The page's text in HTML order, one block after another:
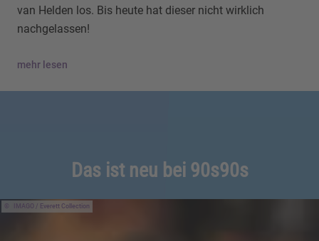
van Helden los. Bis heute hat dieser nicht wirklich
nachgelassen!
mehr lesen
Das ist neu bei 90s90s
IMAGO / Everett Collection